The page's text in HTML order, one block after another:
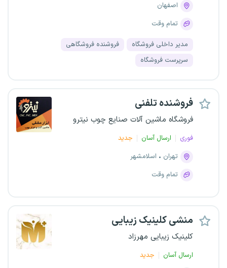
اصفهان
تمام وقت
مدیر داخلی فروشگاه
فروشنده فروشگاهی
سرپرست فروشگاه
فروشنده تلفنی
فروشگاه ماشین آلات صنایع چوب نیترو
فوری ارسال آسان
جدید
تهران
اسلامشهر
تمام وقت
منشی کلینیک زیبایی
کلینیک زیبایی مهرزاد
ارسال آسان
جدید